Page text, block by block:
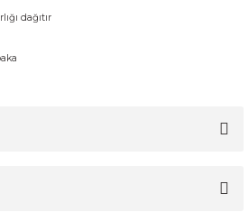
dağıtır